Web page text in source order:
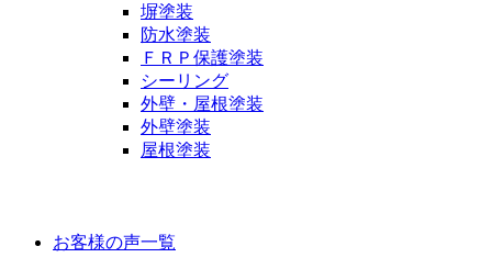
塀塗装
防水塗装
ＦＲＰ保護塗装
シーリング
外壁・屋根塗装
外壁塗装
屋根塗装
お客様の声一覧